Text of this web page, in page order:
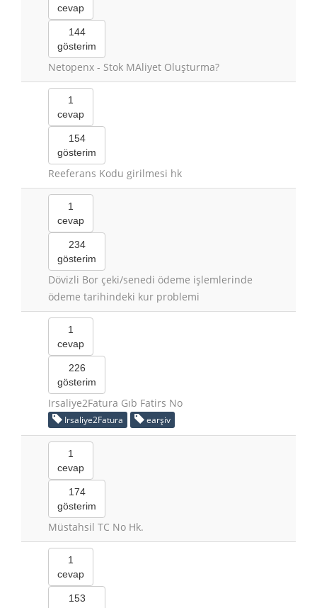
cevap
144
gösterim
Netopenx - Stok MAliyet Oluşturma?
1
cevap
154
gösterim
Reeferans Kodu girilmesi hk
1
cevap
234
gösterim
Dövizli Bor çeki/senedi ödeme işlemlerinde
ödeme tarihindeki kur problemi
1
cevap
226
gösterim
Irsaliye2Fatura Gıb Fatirs No
Irsaliye2Fatura earşiv
1
cevap
174
gösterim
Müstahsil TC No Hk.
1
cevap
153